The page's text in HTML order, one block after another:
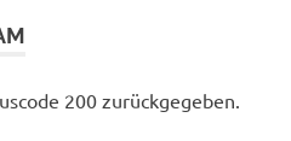
200 zurückgegeben.